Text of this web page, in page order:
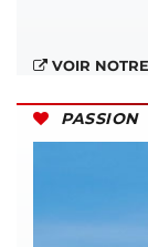
VOIR
PASSION